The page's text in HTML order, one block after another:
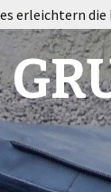
erleichtern die